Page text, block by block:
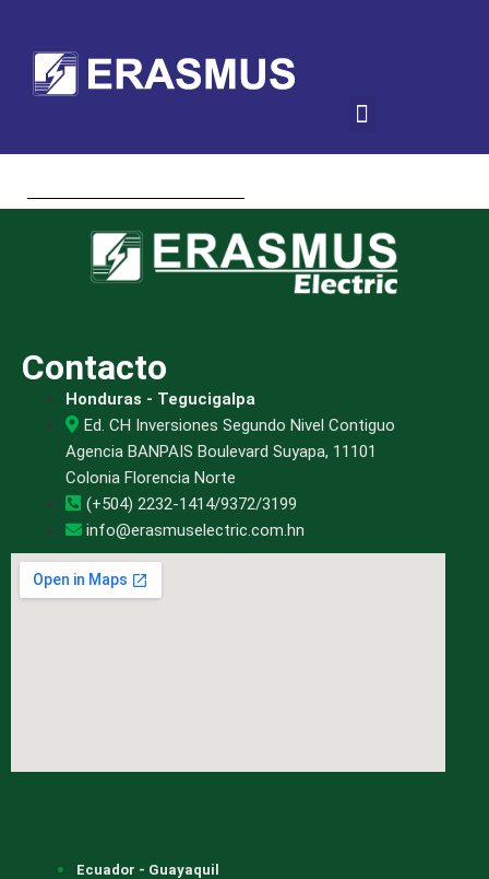
Contacto
Honduras - Tegucigalpa
Ed. CH Inversiones Segundo Nivel Contiguo
Agencia BANPAIS Boulevard Suyapa, 11101
Colonia Florencia Norte
(+504) 2232-1414/9372/3199
info@erasmuselectric.com.hn
Ecuador - Guayaquil